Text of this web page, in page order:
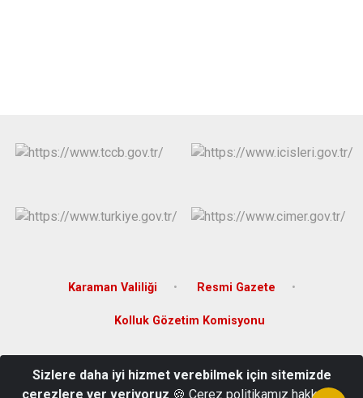
Karaman Valiliği Resmi Gazete
Kolluk Gözetim Komisyonu
Sarıveliler/Karaman
Sizlere daha iyi hizmet verebilmek için sitemizde
çerezlere yer veriyoruz 🍪 Çerez politikamız hakkında